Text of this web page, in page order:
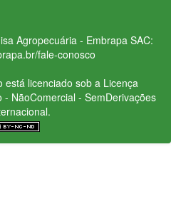
Agropecuária - Embrapa SAC:
fale-conosco
licenciado sob a Licença
NãoComercial - SemDerivações